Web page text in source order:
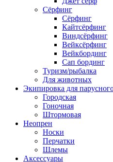
Сёрфинг
Сёрфинг
Кайтсёрфинг
Виндсёрфинг
Вейксёрфинг
Вейкбординг
Сап бординг
Туризм/рыбалка
Для животных
Экипировка для
Городская
Гоночная
Штормовая
Неопрен
Носки
Перчатки
Шлемы
Аксессуары